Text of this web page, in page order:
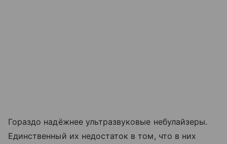
Гораздо надёжнее ультразвуковые небулайзеры.
Единственный их недостаток в том, что в них